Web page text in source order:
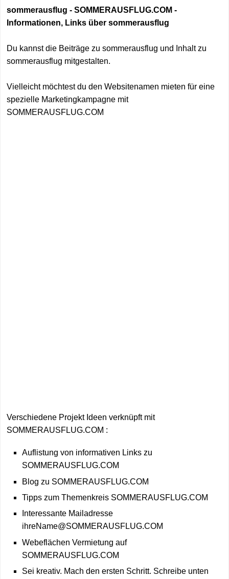
sommerausflug - SOMMERAUSFLUG.COM -
Informationen, Links über sommerausflug
Du kannst die Beiträge zu sommerausflug und Inhalt zu
sommerausflug mitgestalten.
Vielleicht möchtest du den Websitenamen mieten für eine
spezielle Marketingkampagne mit
SOMMERAUSFLUG.COM
Verschiedene Projekt Ideen verknüpft mit
SOMMERAUSFLUG.COM :
Auflistung von informativen Links zu
SOMMERAUSFLUG.COM
Blog zu SOMMERAUSFLUG.COM
Tipps zum Themenkreis SOMMERAUSFLUG.COM
Interessante Mailadresse
ihreName@SOMMERAUSFLUG.COM
Webeflächen Vermietung auf
SOMMERAUSFLUG.COM
Sei kreativ. Mach den ersten Schritt. Schreibe unten